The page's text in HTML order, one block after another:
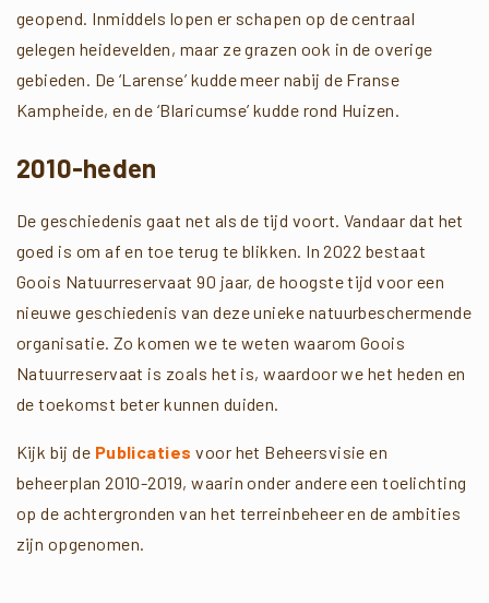
geopend. Inmiddels lopen er schapen op de centraal
gelegen heidevelden, maar ze grazen ook in de overige
gebieden. De ‘Larense’ kudde meer nabij de Franse
Kampheide, en de ‘Blaricumse’ kudde rond Huizen.
2010-heden
De geschiedenis gaat net als de tijd voort. Vandaar dat het
goed is om af en toe terug te blikken. In 2022 bestaat
Goois Natuurreservaat 90 jaar, de hoogste tijd voor een
nieuwe geschiedenis van deze unieke natuurbeschermende
organisatie. Zo komen we te weten waarom Goois
Natuurreservaat is zoals het is, waardoor we het heden en
de toekomst beter kunnen duiden.
Kijk bij de Publicaties voor het Beheersvisie en
beheerplan 2010-2019, waarin onder andere een toelichting
op de achtergronden van het terreinbeheer en de ambities
zijn opgenomen.